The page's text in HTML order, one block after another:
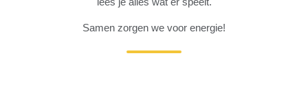
Samen zorgen we voor energie!